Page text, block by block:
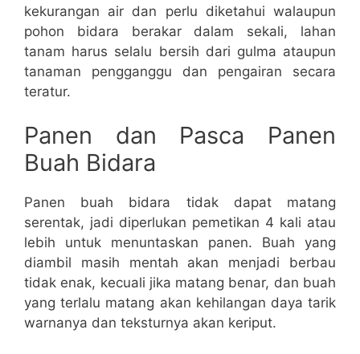
kekurangan air dan perlu diketahui walaupun
pohon bidara berakar dalam sekali, lahan
tanam harus selalu bersih dari gulma ataupun
tanaman pengganggu dan pengairan secara
teratur.
Panen dan Pasca Panen
Buah Bidara
Panen buah bidara tidak dapat matang
serentak, jadi diperlukan pemetikan 4 kali atau
lebih untuk menuntaskan panen. Buah yang
diambil masih mentah akan menjadi berbau
tidak enak, kecuali jika matang benar, dan buah
yang terlalu matang akan kehilangan daya tarik
warnanya dan teksturnya akan keriput.